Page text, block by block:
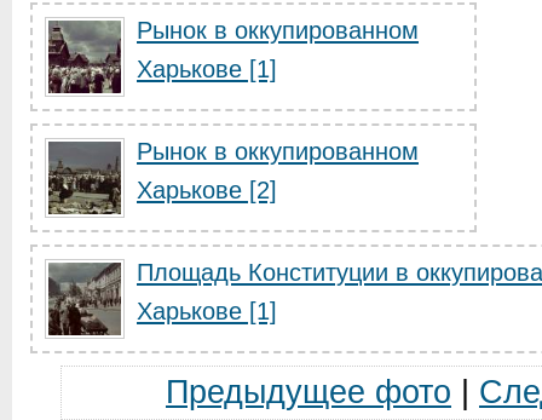
Рынок в оккупированном
Харькове [1]
Рынок в оккупированном
Харькове [2]
Площадь Конституции в
Харькове [1]
Предыдущее фото